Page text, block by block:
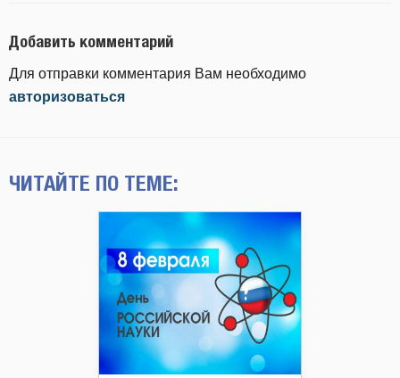
Добавить комментарий
Для отправки комментария Вам необходимо
авторизоваться
ЧИТАЙТЕ ПО ТЕМЕ: